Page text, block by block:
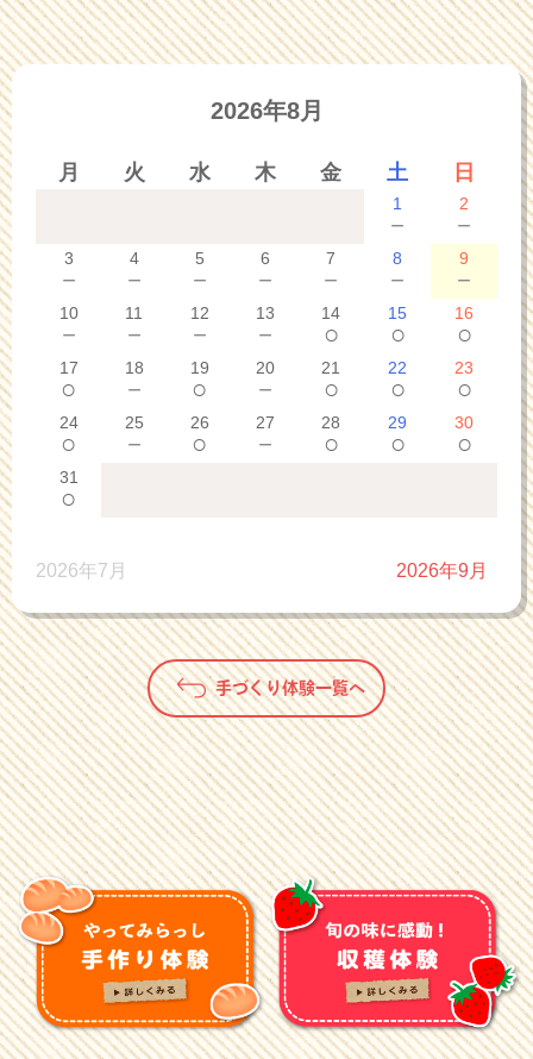
2026年8月
月 火 水 木 金 土 日
1
－
2
－
3
－
4
－
5
－
6
－
7
－
8
－
9
－
10
－
11
－
12
－
13
－
14
○
15
○
16
○
17
○
18
－
19
○
20
－
21
○
22
○
23
○
24
○
25
－
26
○
27
－
28
○
29
○
30
○
31
○
2026年7月 2026年9月
手づくり体験一覧へ